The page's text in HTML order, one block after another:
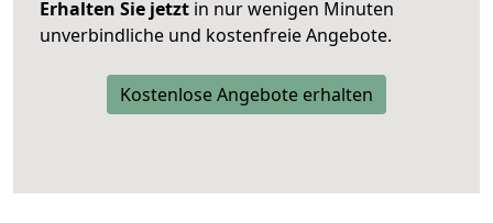
Erhalten Sie jetzt in nur wenigen Minuten
unverbindliche und kostenfreie Angebote.
Kostenlose Angebote erhalten